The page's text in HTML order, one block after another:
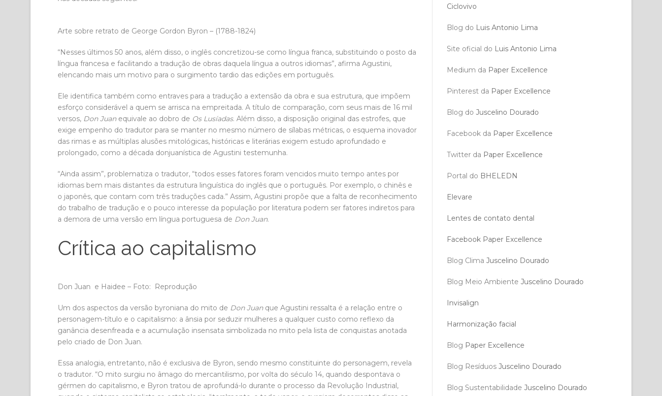
Arte sobre retrato de George Gordon Byron – (1788-1824)
“Nesses últimos 50 anos, além disso, o inglês concretizou-se como língua franca, substituindo o posto da
língua francesa e facilitando a tradução de obras daquela língua a outros idiomas”, afirma Agustini,
elencando mais um motivo para o surgimento tardio das edições em português.
Ele identifica também como entraves para a tradução a extensão da obra e sua estrutura, que impõem
esforço considerável a quem se arrisca na empreitada. A título de comparação, com seus mais de 16 mil
versos, Don Juanequivale ao dobro de Os Lusíadas. Além disso, a disposição original das estrofes, que
exige empenho do tradutor para se manter no mesmo número de sílabas métricas, o esquema inovador
das rimas e as múltiplas alusões mitológicas, históricas e literárias exigem estudo aprofundado e
prolongado, como a década donjuanística de Agustini testemunha.
“Ainda assim”, problematiza o tradutor, “todos esses fatores foram vencidos muito tempo antes por
idiomas bem mais distantes da estrutura linguística do inglês que o português. Por exemplo, o chinês e
o japonês, que contam com três traduções cada.” Assim, Agustini propõe que a falta de reconhecimento
do trabalho de tradução e o pouco interesse da população por literatura podem ser fatores indiretos para
a demora de uma versão em língua portuguesa de Don Juan.
Crítica ao capitalismo
Don Juan e Haidee – Foto: Reprodução
Um dos aspectos da versão byroniana do mito de Don Juanque Agustini ressalta é a relação entre o
personagem-título e o capitalismo: a ânsia por seduzir mulheres a qualquer custo como reflexo da
ganância desenfreada e a acumulação insensata simbolizada no mito pela lista de conquistas anotada
pelo criado de Don Juan.
Essa analogia, entretanto, não é exclusiva de Byron, sendo mesmo constituinte do personagem, revela
o tradutor. “O mito surgiu no âmago do mercantilismo, por volta do século 14, quando despontava o
gérmen do capitalismo, e Byron tratou de aprofundá-lo durante o processo da Revolução Industrial,
Ciclovivo
Blog do Luis Antonio Lima
Site oficial do Luis Antonio Lima
Medium da Paper Excellence
Pinterest da Paper Excellence
Blog do Juscelino Dourado
Facebook da Paper Excellence
Twitter da Paper Excellence
Portal do BHELEDN
Elevare
Lentes de contato dental
Facebook Paper Excellence
Blog Clima Juscelino Dourado
Blog Meio Ambiente Juscelino Dourado
Invisalign
Harmonização facial
Blog Paper Excellence
Blog Resíduos Juscelino Dourado
Blog Sustentabilidade Juscelino Dourado